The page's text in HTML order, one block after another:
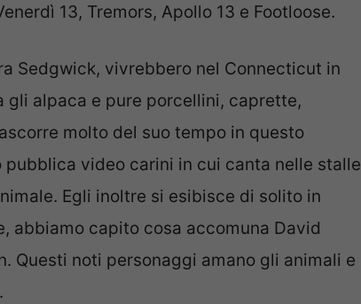
13, Tremors, Apollo 13 e Footloose.
Sedgwick, vivrebbero nel Connecticut in
gli alpaca e pure porcellini, caprette,
molto del suo tempo in questo
video carini in cui canta nelle stalle
Egli inoltre si esibisce di solito in
abbiamo capito cosa accomuna David
Questi noti personaggi amano gli animali e